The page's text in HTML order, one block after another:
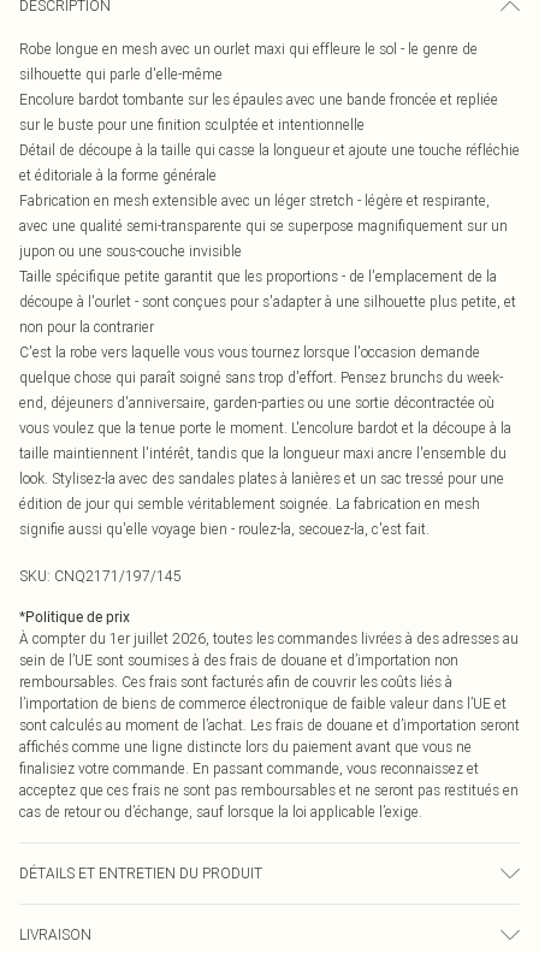
DESCRIPTION
Robe longue en mesh avec un ourlet maxi qui effleure le sol - le genre de
silhouette qui parle d'elle-même
Encolure bardot tombante sur les épaules avec une bande froncée et repliée
sur le buste pour une finition sculptée et intentionnelle
Détail de découpe à la taille qui casse la longueur et ajoute une touche réfléchie
et éditoriale à la forme générale
Fabrication en mesh extensible avec un léger stretch - légère et respirante,
avec une qualité semi-transparente qui se superpose magnifiquement sur un
jupon ou une sous-couche invisible
Taille spécifique petite garantit que les proportions - de l'emplacement de la
découpe à l'ourlet - sont conçues pour s'adapter à une silhouette plus petite, et
non pour la contrarier
C'est la robe vers laquelle vous vous tournez lorsque l'occasion demande
quelque chose qui paraît soigné sans trop d'effort. Pensez brunchs du week-
end, déjeuners d'anniversaire, garden-parties ou une sortie décontractée où
vous voulez que la tenue porte le moment. L'encolure bardot et la découpe à la
taille maintiennent l'intérêt, tandis que la longueur maxi ancre l'ensemble du
look. Stylisez-la avec des sandales plates à lanières et un sac tressé pour une
édition de jour qui semble véritablement soignée. La fabrication en mesh
signifie aussi qu'elle voyage bien - roulez-la, secouez-la, c'est fait.
SKU: CNQ2171/197/145
*Politique de prix
À compter du 1er juillet 2026, toutes les commandes livrées à des adresses au
sein de l’UE sont soumises à des frais de douane et d’importation non
remboursables. Ces frais sont facturés afin de couvrir les coûts liés à
l’importation de biens de commerce électronique de faible valeur dans l’UE et
sont calculés au moment de l’achat. Les frais de douane et d’importation seront
affichés comme une ligne distincte lors du paiement avant que vous ne
finalisiez votre commande. En passant commande, vous reconnaissez et
acceptez que ces frais ne sont pas remboursables et ne seront pas restitués en
cas de retour ou d’échange, sauf lorsque la loi applicable l’exige.
DÉTAILS ET ENTRETIEN DU PRODUIT
couleur peut déteindre.
LIVRAISON